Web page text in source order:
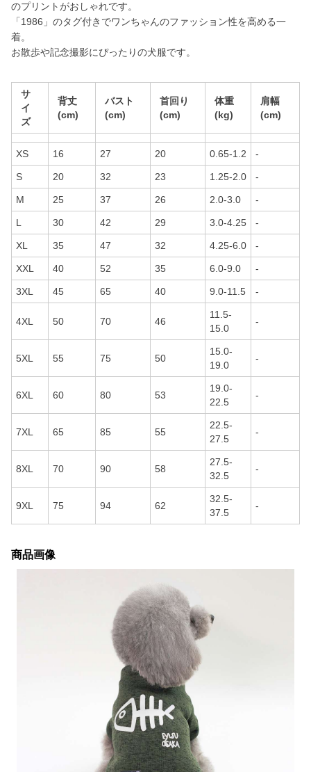
のプリントがおしゃれです。
「1986」のタグ付きでワンちゃんのファッション性を高める一
着。
お散歩や記念撮影にぴったりの犬服です。
サ
イ
ズ
背丈
(cm)
バスト
(cm)
首回り
(cm)
体重
(kg)
肩幅
(cm)
XS 16 27 20 0.65-1.2 -
S 20 32 23 1.25-2.0 -
M 25 37 26 2.0-3.0 -
L 30 42 29 3.0-4.25 -
XL 35 47 32 4.25-6.0 -
XXL 40 52 35 6.0-9.0 -
3XL 45 65 40 9.0-11.5 -
4XL 50 70 46
11.5-
15.0
-
5XL 55 75 50
15.0-
19.0
-
6XL 60 80 53
19.0-
22.5
-
7XL 65 85 55
22.5-
27.5
-
8XL 70 90 58
27.5-
32.5
-
9XL 75 94 62
32.5-
37.5
-
商品画像